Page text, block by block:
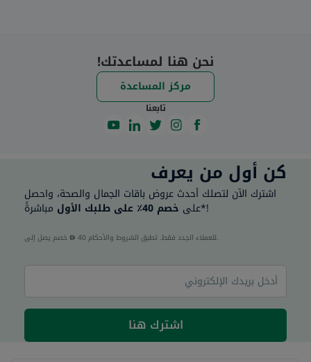
نحن هنا لمساعدتك!
مركز المساعدة
تابعنا
كن أول من يعرف
اشترك الآن لتصلك أحدث عروض باقات الجمال والصحة، واحصل
على خصم 40٪ على طلبك الأول مباشرةً*!
40 للعملاء الجدد فقط. تطبق الشروط والأحكام.
اشترك هنا